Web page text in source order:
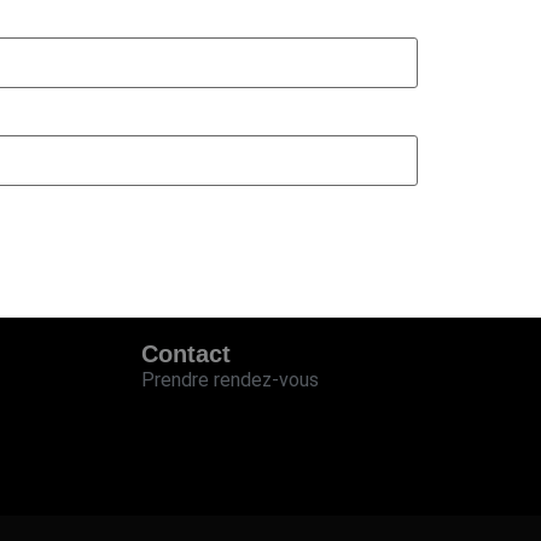
Contact
Prendre rendez-vous